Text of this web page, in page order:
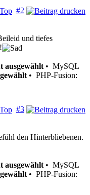
#2
und tiefes
ausgewählt • MySQL
• PHP-Fusion:
#3
den Hinterbliebenen.
ausgewählt • MySQL
• PHP-Fusion: